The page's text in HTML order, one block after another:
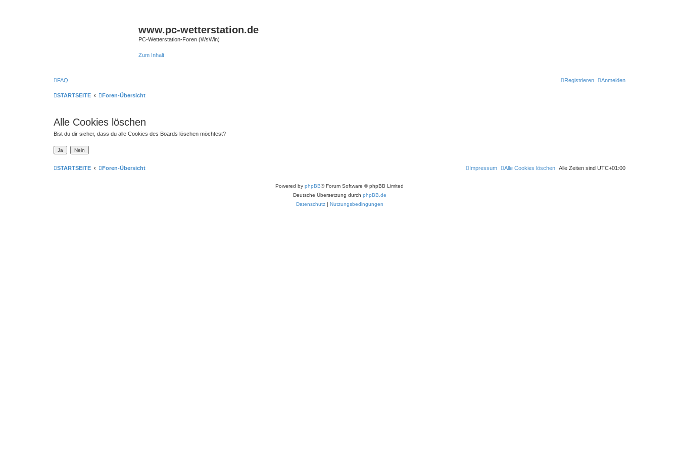
www.pc-wetterstation.de
PC-Wetterstation-Foren (WsWin)
Zum Inhalt
FAQ Anmelden
Registrieren
STARTSEITE Foren-Übersicht
Alle Cookies löschen
Bist du dir sicher, dass du alle Cookies des Boards löschen möchtest?
STARTSEITE Foren-Übersicht Alle Zeiten sind UTC+01:00
Alle Cookies löschen
Impressum
Powered by phpBB® Forum Software © phpBB Limited
Deutsche Übersetzung durch phpBB.de
Datenschutz | Nutzungsbedingungen